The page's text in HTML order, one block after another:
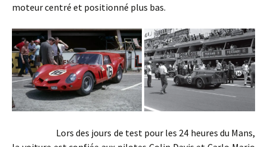
moteur centré et positionné plus bas.
Lors des jours de test pour les 24 heures du Mans,